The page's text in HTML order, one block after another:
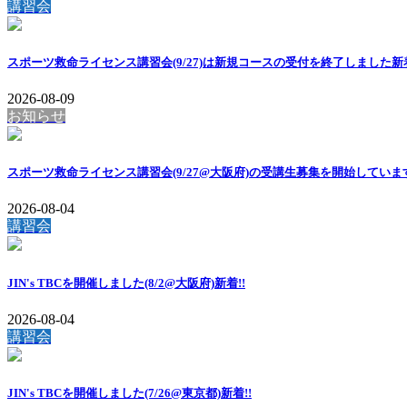
講習会
スポーツ救命ライセンス講習会(9/27)は新規コースの受付を終了しました新
2026-08-09
お知らせ
スポーツ救命ライセンス講習会(9/27@大阪府)の受講生募集を開始していま
2026-08-04
講習会
JIN's TBCを開催しました(8/2@大阪府)新着!!
2026-08-04
講習会
JIN's TBCを開催しました(7/26@東京都)新着!!